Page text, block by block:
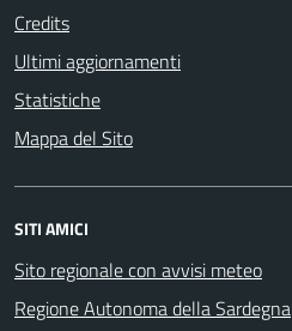
Credits
Ultimi aggiornamenti
Statistiche
Mappa del Sito
SITI AMICI
Sito regionale con avvisi meteo
Regione Autonoma della Sardegna